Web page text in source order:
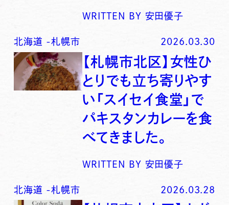
WRITTEN BY 安田優子
北海道 -札幌市 2026.03.30
【札幌市北区】女性ひ
とりでも立ち寄りやす
い「スイセイ食堂」で
パキスタンカレーを食
べてきました。
WRITTEN BY 安田優子
北海道 -札幌市 2026.03.28